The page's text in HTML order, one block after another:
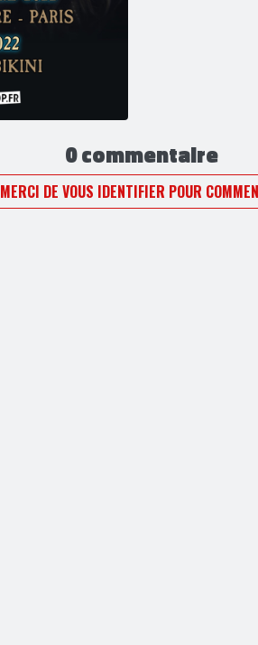
0 commentaire
MERCI DE VOUS IDENTIFIER POUR